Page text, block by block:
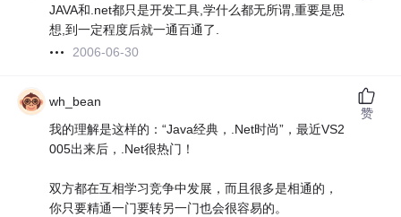
JAVA和.net都只是开发工具,学什么都无所谓,重要是思
想,到一定程度后就一通百通了.
2006-06-30
wh_bean
我的理解是这样的：“Java经典，.Net时尚”，最近VS2
005出来后，.Net很热门！
双方都在互相学习竞争中发展，而且很多是相通的，
你只要精通一门要转另一门也会很容易的。
赞